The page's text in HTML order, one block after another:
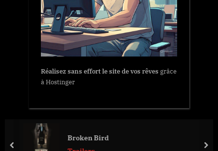
Réalisez sans effort le site de vos rêves grâce
à Hostinger
Broken Bird
prev